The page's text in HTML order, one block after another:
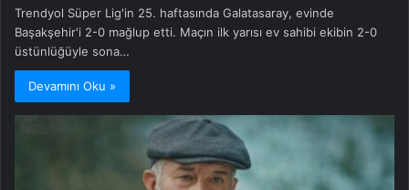
Trendyol Süper Lig'in 25. haftasında Galatasaray, evinde
Başakşehir'i 2-0 mağlup etti. Maçın ilk yarısı ev sahibi ekibin 2-0
üstünlüğüyle sona…
Devamını Oku »